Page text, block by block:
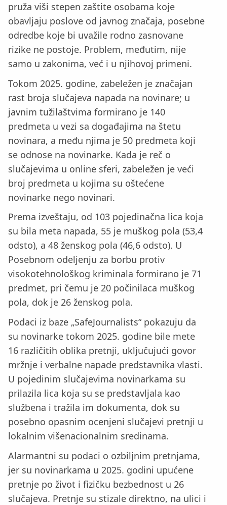
pruža viši stepen zaštite osobama koje
obavljaju poslove od javnog značaja, posebne
odredbe koje bi uvažile rodno zasnovane
rizike ne postoje. Problem, međutim, nije
samo u zakonima, već i u njihovoj primeni.
Tokom 2025. godine, zabeležen je značajan
rast broja slučajeva napada na novinare; u
javnim tužilaštvima formirano je 140
predmeta u vezi sa događajima na štetu
novinara, a među njima je 50 predmeta koji
se odnose na novinarke. Kada je reč o
slučajevima u online sferi, zabeležen je veći
broj predmeta u kojima su oštećene
novinarke nego novinari.
Prema izveštaju, od 103 pojedinačna lica koja
su bila meta napada, 55 je muškog pola (53,4
odsto), a 48 ženskog pola (46,6 odsto). U
Posebnom odeljenju za borbu protiv
visokotehnološkog kriminala formirano je 71
predmet, pri čemu je 20 počinilaca muškog
pola, dok je 26 ženskog pola.
Podaci iz baze „SafeJournalists“ pokazuju da
su novinarke tokom 2025. godine bile mete
16 različitih oblika pretnji, uključujući govor
mržnje i verbalne napade predstavnika vlasti.
U pojedinim slučajevima novinarkama su
prilazila lica koja su se predstavljala kao
službena i tražila im dokumenta, dok su
posebno opasnim ocenjeni slučajevi pretnji u
lokalnim višenacionalnim sredinama.
Alarmantni su podaci o ozbiljnim pretnjama,
jer su novinarkama u 2025. godini upućene
pretnje po život i fizičku bezbednost u 26
slučajeva. Pretnje su stizale direktno, na ulici i